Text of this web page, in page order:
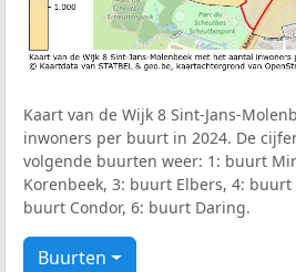
Kaart van de Wijk 8 Sint-Jans-
inwoners per buurt in 2024. De
volgende buurten weer: 1: buurt
Korenbeek, 3: buurt Elbers, 4:
buurt Condor, 6: buurt Daring.
Buurten